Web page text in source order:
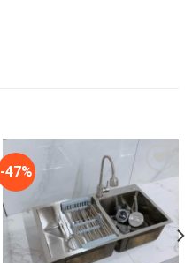
-47%
Add to
wishlist